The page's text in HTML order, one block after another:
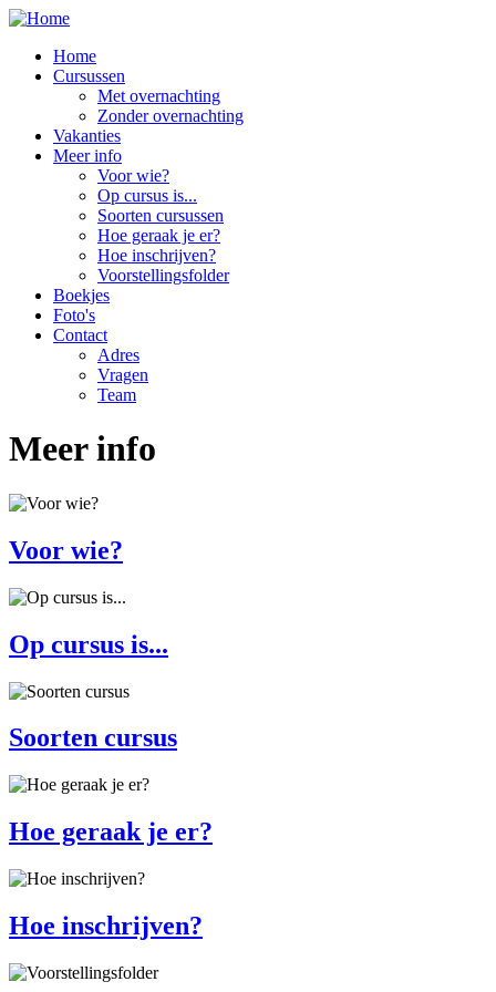
Overslaan en naar de inhoud gaan
Home
Cursussen
Met overnachting
Zonder overnachting
Vakanties
Meer info
Voor wie?
Op cursus is...
Soorten cursussen
Hoe geraak je er?
Hoe inschrijven?
Voorstellingsfolder
Boekjes
Foto's
Contact
Adres
Vragen
Team
Meer info
Voor wie?
Op cursus is...
Soorten cursus
Hoe geraak je er?
Hoe inschrijven?